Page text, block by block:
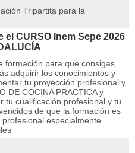
Tripartita para la
CURSO Inem Sepe 2026
formación para que consigas
adquirir los conocimientos y
tu proyección profesional y
DE COCINA PRACTICA y
tu cualificación profesional y tu
de que la formación es
especialmente